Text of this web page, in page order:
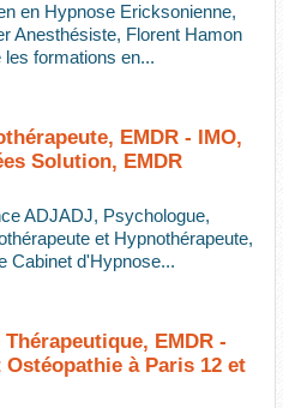
en Hypnose Ericksonienne,
Anesthésiste, Florent Hamon
les formations en...
EMDR - IMO,
Solution, EMDR
ADJADJ, Psychologue,
et Hypnothérapeute,
Cabinet d'Hypnose...
EMDR -
Ostéopathie à Paris 12 et